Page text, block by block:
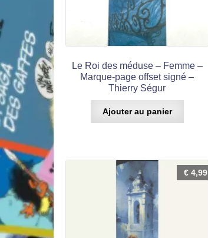
Le Roi des méduse – Femme –
Marque-page offset signé –
Thierry Ségur
Ajouter au panier
€4,99